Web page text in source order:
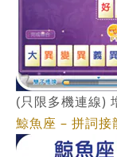
( 只限多機連線)
鯨魚座 – 拼詞接